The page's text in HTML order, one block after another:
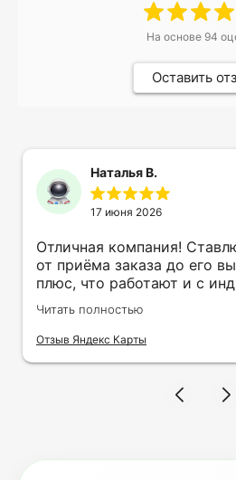
На основе 94
Оставить
Наталья В.
17 июня 2026
Отличная компания!
от приёма заказа до его
плюс, что работают и с
заказами. Нелбходимо
на кружку в подарок.
оперативно и ооочень
терпеливость, отвечала
Читать полностью
Отзыв Яндекс Карты